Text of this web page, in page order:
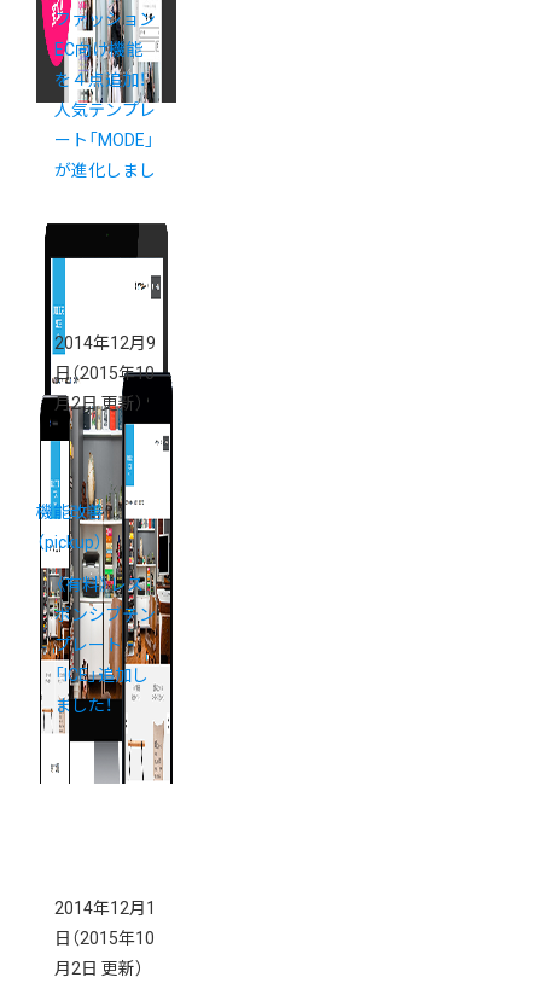
ファッション
EC向け機能
を４点追加！
人気テンプレ
ート「MODE」
が進化しまし
2014年12月9
日（2015年10
月2日 更新）
機能改善
（pickup）
《有料》レス
ポンシブテン
プレート
「ICE」追加し
ました！
2014年12月1
日 （2015年10
月2日 更新）